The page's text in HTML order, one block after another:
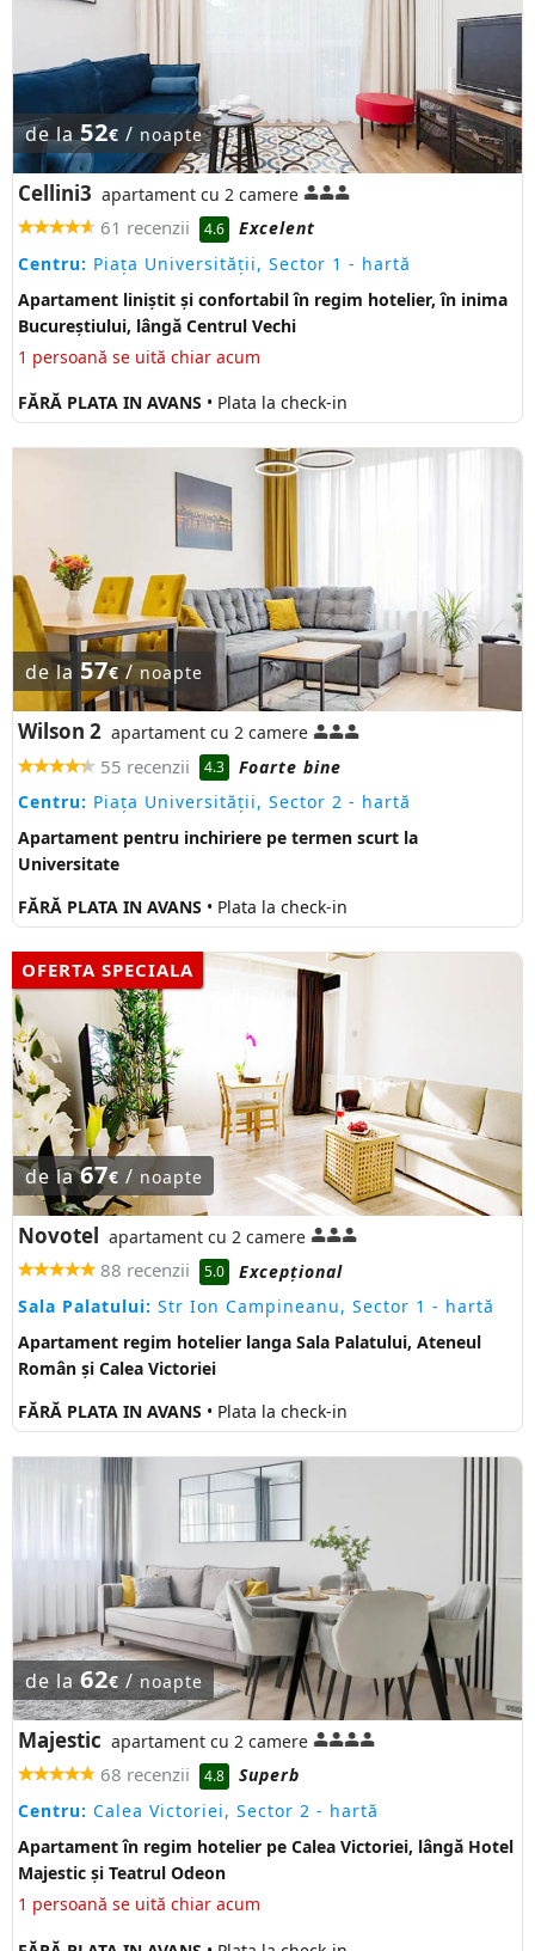
de la52€ / noapte
Cellini3 apartament cu 2 camere
61 recenzii 4.6
Excelent
Centru: Piaţa Universităţii, Sector 1 - hartă
Apartament liniștit și confortabil în regim hotelier, în inima
Bucureștiului, lângă Centrul Vechi
1 persoană se uită chiar acum
FĂRĂ PLATA IN AVANS • Plata la check-in
de la 57€/ noapte
Wilson 2 apartament cu 2 camere
55 recenzii 4.3
Foarte bine
Centru: Piaţa Universităţii, Sector 2 - hartă
Apartament pentru inchiriere pe termen scurt la
Universitate
FĂRĂ PLATA IN AVANS • Plata la check-in
OFERTA SPECIALA
de la67€ / noapte
Novotel apartament cu 2 camere
88 recenzii 5.0
Excepţional
Sala Palatului: Str Ion Campineanu, Sector 1 - hartă
Apartament regim hotelier langa Sala Palatului, Ateneul
Român și Calea Victoriei
FĂRĂ PLATA IN AVANS • Plata la check-in
de la 62€ /noapte
Majestic apartament cu 2 camere
68 recenzii 4.8
Superb
Centru: Calea Victoriei, Sector 2 - hartă
Apartament în regim hotelier pe Calea Victoriei, lângă Hotel
Majestic și Teatrul Odeon
1 persoană se uită chiar acum